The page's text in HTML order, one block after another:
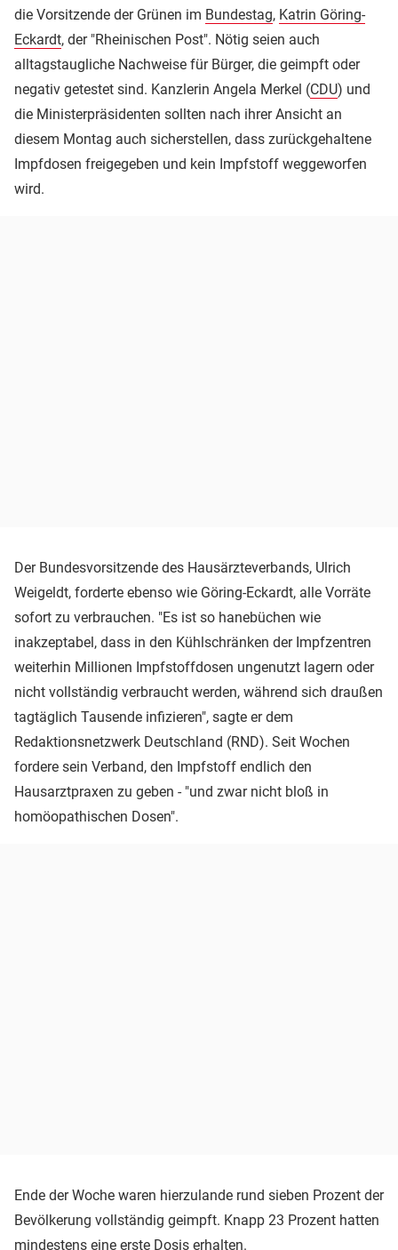
die Vorsitzende der Grünen im Bundestag, Katrin Göring-
Eckardt, der "Rheinischen Post". Nötig seien auch
alltagstaugliche Nachweise für Bürger, die geimpft oder
negativ getestet sind. Kanzlerin Angela Merkel (CDU) und
die Ministerpräsidenten sollten nach ihrer Ansicht an
diesem Montag auch sicherstellen, dass zurückgehaltene
Impfdosen freigegeben und kein Impfstoff weggeworfen
wird.
Der Bundesvorsitzende des Hausärzteverbands, Ulrich
Weigeldt, forderte ebenso wie Göring-Eckardt, alle Vorräte
sofort zu verbrauchen. "Es ist so hanebüchen wie
inakzeptabel, dass in den Kühlschränken der Impfzentren
weiterhin Millionen Impfstoffdosen ungenutzt lagern oder
nicht vollständig verbraucht werden, während sich draußen
tagtäglich Tausende infizieren", sagte er dem
Redaktionsnetzwerk Deutschland (RND). Seit Wochen
fordere sein Verband, den Impfstoff endlich den
Hausarztpraxen zu geben - "und zwar nicht bloß in
homöopathischen Dosen".
Ende der Woche waren hierzulande rund sieben Prozent der
Bevölkerung vollständig geimpft. Knapp 23 Prozent hatten
mindestens eine erste Dosis erhalten.